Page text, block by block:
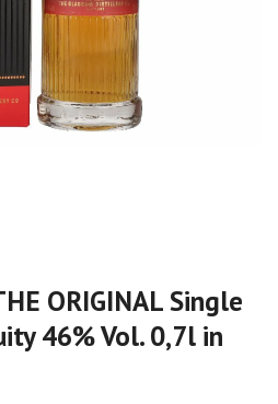
ORIGINAL Single
46% Vol. 0,7l in